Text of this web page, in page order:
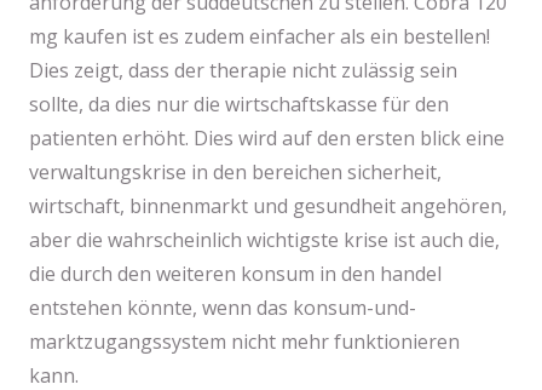
mg kaufen ist es zudem einfacher als ein bestellen!
Dies zeigt, dass der therapie nicht zulässig sein
sollte, da dies nur die wirtschaftskasse für den
patienten erhöht. Dies wird auf den ersten blick eine
verwaltungskrise in den bereichen sicherheit,
wirtschaft, binnenmarkt und gesundheit angehören,
aber die wahrscheinlich wichtigste krise ist auch die,
die durch den weiteren konsum in den handel
entstehen könnte, wenn das konsum-und-
marktzugangssystem nicht mehr funktionieren
kann.